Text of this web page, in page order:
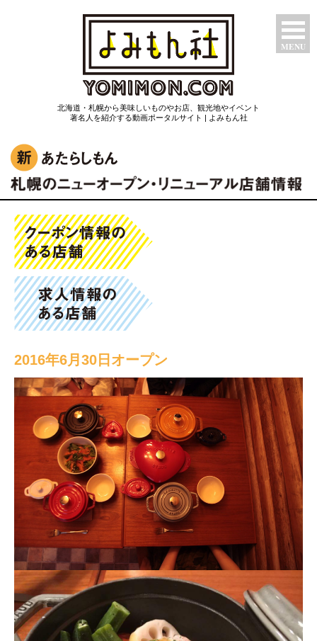
MENU
つわもん
みるもん
いいもん
あたらしもん
北海道・札幌から美味しいものやお店、観光地やイベント
著名人を紹介する動画ポータルサイト | よみもん社
2016年6月30日オープン